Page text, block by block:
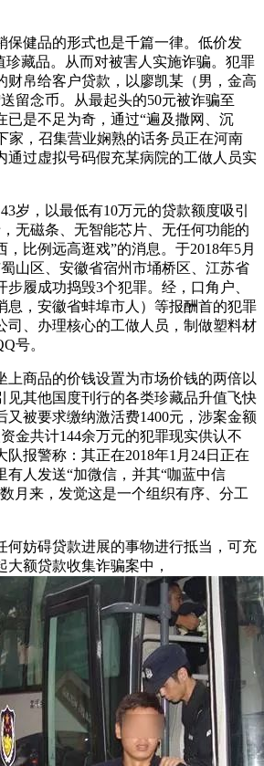
健品的形式也是千篇一律。低价发
珍藏品。从而对被害人实施诈骗。犯罪
财帛给客户贷款，以廖凯某（男，金高
留念币。从最起头的50元被诈骗至
已是不足为奇，通过“遍及撒网、沉
家，召集营业娴熟的话务员正在河南
通过虚拟号码假充某病院的工做人员实
，以最低有10万元的贷款额度吸引
无磁条、无智能芯片、无任何功能的
比例远高逛戏”的消息。于2018年5月
山区、安徽省宿州市埇桥区、江苏省
履成功捣毁3个犯罪。经，口角户、
息，安徽省蚌埠市人）等报酬首的犯罪
司、办理核心的工做人员，制做塑料材
号。
商品的价钱设置为市场价钱的两倍以
见其他国度刊行的各类珍藏品升值飞快
又被要求缴纳激活费1400元，涉案金额
金共计144余万元的犯罪现实供认不
报警称：其正在2018年1月24日正在
有人发送“加微信，并其“咖蓝中信
月来，发觉这是一个组织有序、分工
妨碍贷款进展的事物进行抵当，可充
额贷款收集诈骗案中，